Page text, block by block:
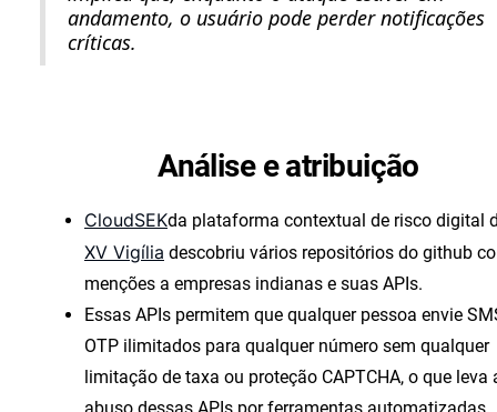
andamento, o usuário pode perder notificações
críticas.
Análise e atribuição
CloudSEKda plataforma contextual de risco digital
XV Vigília descobriu vários repositórios do github
menções a empresas indianas e suas APIs.
Essas APIs permitem que qualquer pessoa envie
OTP ilimitados para qualquer número sem qualquer
limitação de taxa ou proteção CAPTCHA, o que leva